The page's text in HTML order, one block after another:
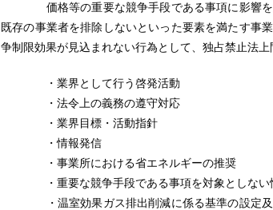
価格等の重要な競争手段である事項に影響を及
既存の事業者を排除しないといった要素を満たす事
争制限効果が見込まれない行為として、独占禁止法上
・業界として行う啓発活動
・法令上の義務の遵守対応
・業界目標・活動指針
・情報発信
・事業所における省エネルギーの推奨
・重要な競争手段である事項を対象としない
・温室効果ガス排出削減に係る基準の設定及び